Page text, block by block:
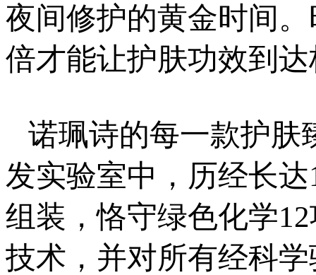
夜间修护的黄金时间
倍才能让护肤功效到
诺珮诗的每一款护肤
发实验室中，历经长
组装，恪守绿色化学
技术，并对所有经科